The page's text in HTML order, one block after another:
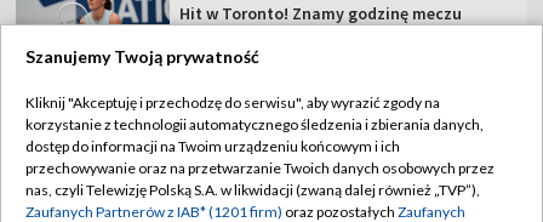
Hit w Toronto! Znamy godzinę meczu
Betclic 1 Liga: sprawdź terminarz i plan
transmisji meczów 3. kolejki
Kowalczyk po debiucie: jestem wdzięczny
Polonii [WIDEO]
Szanujemy Twoją prywatność
Kliknij "Akceptuję i przechodzę do serwisu", aby wyrazić zgody na
korzystanie z technologii automatycznego śledzenia i zbierania danych,
dostęp do informacji na Twoim urządzeniu końcowym i ich
przechowywanie oraz na przetwarzanie Twoich danych osobowych przez
nas, czyli Telewizję Polską S.A. w likwidacji (zwaną dalej również „TVP”),
Zaufanych Partnerów z IAB* (1201 firm) oraz pozostałych Zaufanych